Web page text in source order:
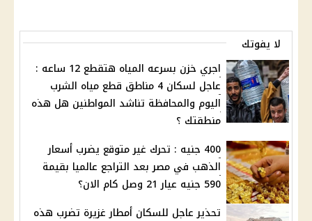
لا يفوتك
اجري خزن بسرعه المياه هتقطع 12 ساعه :
عاجل لسكان 4 مناطق قطع مياه الشرب
اليوم والمحافظة تناشد المواطنين هل هذه
منطقتك ؟
400 جنيه : تحرك غير متوقع يضرب أسعار
الذهب في مصر بعد التراجع عالميا بقيمة
590 جنيه عيار 21 وصل كام الان؟
تحذير عاجل للسكان أمطار غزيرة تضرب هذه